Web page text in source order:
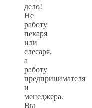
дело!
Не
работу
пекаря
или
слесаря,
а
работу
предпринимателя
и
менеджера.
Вы